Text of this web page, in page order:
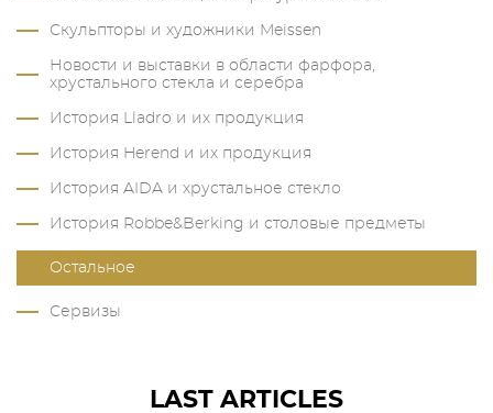
Скульпторы и художники Meissen
Новости и выставки в области фарфора,
хрустального стекла и серебра
История Lladro и их продукция
История Herend и их продукция
История AIDA и хрустальное стекло
История Robbe&Berking и столовые предметы
Остальное
Сервизы
LAST ARTICLES